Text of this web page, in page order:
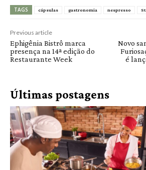
TAGS cápsulas gastronomia nespresso
Previous article
Ephigênia Bistrô marca
presença na 14ª edição do
Restaurante Week
Novo
é
Últimas postagens